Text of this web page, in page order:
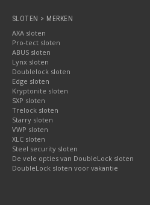
SLOTEN > MERKEN
AXA sloten
Pro-tect sloten
ABUS sloten
Lynx sloten
Doublelock sloten
Edge sloten
Kryptonite sloten
SXP sloten
Trelock sloten
Starry sloten
VWP sloten
XLC sloten
Steel security sloten
De vele opties van DoubleLock sloten
DoubleLock sloten voor vakantie